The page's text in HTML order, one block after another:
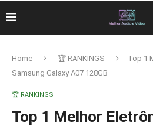
Home 🏆 RANKINGS
Top 1
Samsung Galaxy A07 128GB
🏆 RANKINGS
Top 1 Melhor